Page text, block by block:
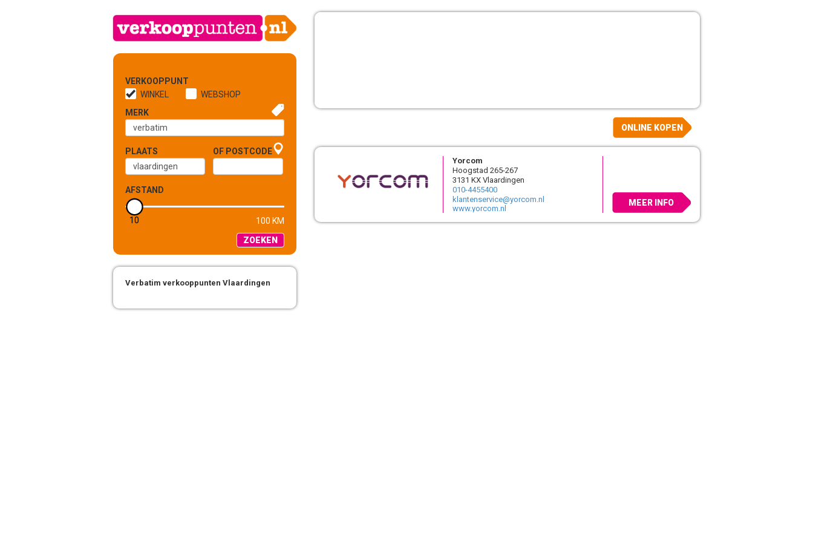
VERKOOPPUNT
WINKEL
WEBSHOP
MERK
PLAATS OF POSTCODE
AFSTAND
5 KM
10
100 KM
ZOEKEN
Verbatim verkooppunten Vlaardingen
ONLINE KOPEN
Yorcom
Hoogstad 265-267
3131 KX Vlaardingen
010-4455400
klantenservice@yorcom.nl
www.yorcom.nl
MEER INFO